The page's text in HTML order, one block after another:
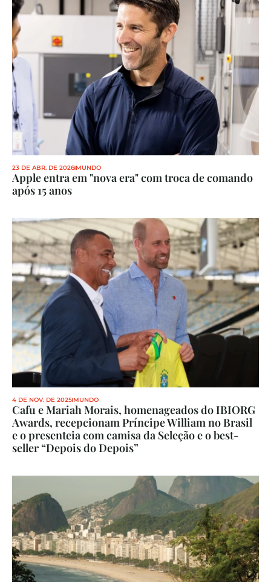
23 DE ABR. DE 2026 MUNDO
Apple entra em "nova era" com troca de comando
após 15 anos
4 DE NOV. DE 2025 MUNDO
Cafu e Mariah Morais, homenageados do IBIORG
Awards, recepcionam Príncipe William no Brasil
e o presenteia com camisa da Seleção e o best-
seller “Depois do Depois”